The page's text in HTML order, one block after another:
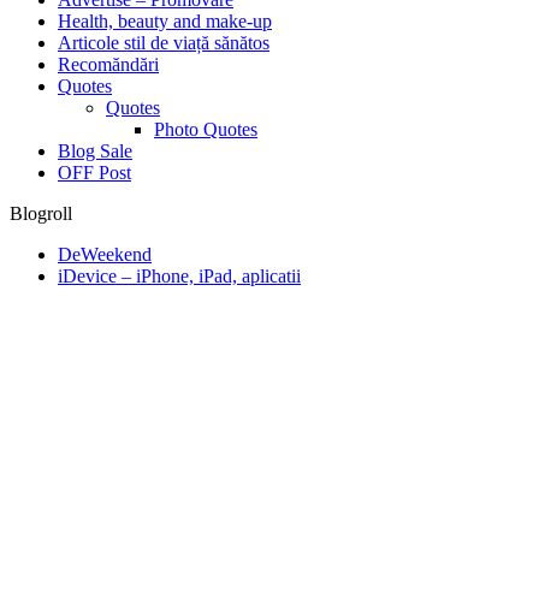
Health, beauty and make-up
Articole stil de viață sănătos
Recomăndări
Quotes
Quotes
Photo Quotes
Blog Sale
OFF Post
Blogroll
DeWeekend
iDevice – iPhone, iPad, aplicatii